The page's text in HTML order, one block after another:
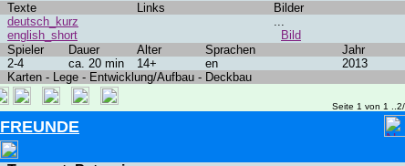
Texte Links
Bilder
deutsch_kurz
english_short
...
Bild
Spieler
Dauer Alter Sprachen
Jahr
2-4
ca. 20 min 14+ en
2013
Karten - Lege - Entwicklung/Aufbau - Deckbau
Seite 1 von 1
FREUNDE